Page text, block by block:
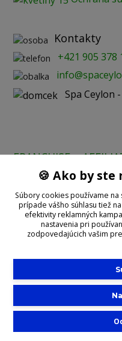
Kontakty
+421 905 378
Spa Ceylon
FRANCHISE
Prijímame online platby:
©2020 With
Výhradný
Vytvorené na
🍪 Ako by ste
Súbory cookies používame
prípade vášho súhlasu tiež
efektivity reklamných
nastavenia pri
zodpovedajúcich vašim